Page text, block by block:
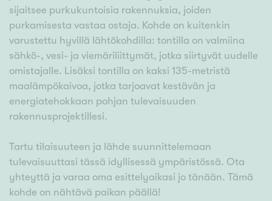
sijaitsee purkukuntoisia rakennuksia, joiden
purkamisesta vastaa ostaja. Kohde on kuitenkin
varustettu hyvillä lähtökohdilla: tontilla on valmiina
sähkö-, vesi- ja viemäriliittymät, jotka siirtyvät uudelle
omistajalle. Lisäksi tontilla on kaksi 135-metristä
maalämpökaivoa, jotka tarjoavat kestävän ja
energiatehokkaan pohjan tulevaisuuden
rakennusprojektillesi.
Tartu tilaisuuteen ja lähde suunnittelemaan
tulevaisuuttasi tässä idyllisessä ympäristössä. Ota
yhteyttä ja varaa oma esittelyaikasi jo tänään. Tämä
kohde on nähtävä paikan päällä!